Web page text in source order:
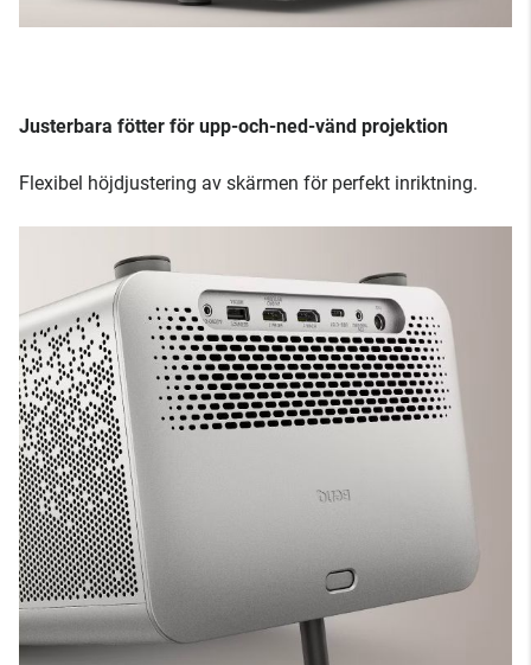
Justerbara fötter för upp-och-ned-vänd projektion
Flexibel höjdjustering av skärmen för perfekt inriktning.